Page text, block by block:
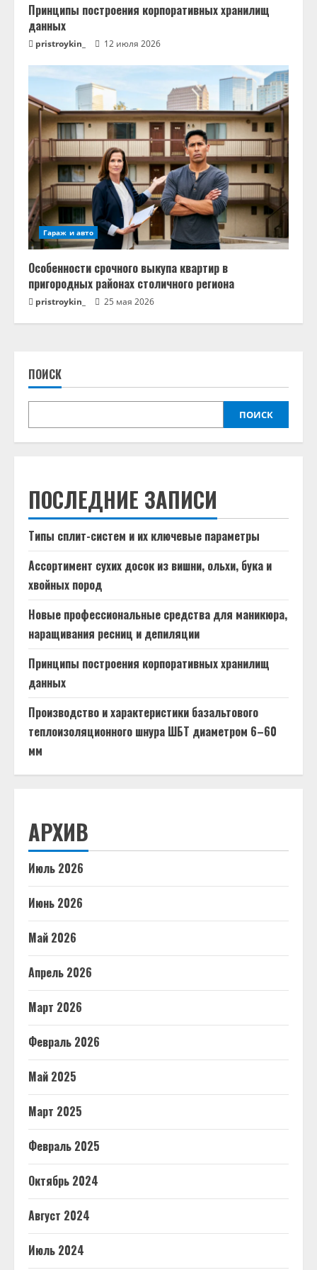
Принципы построения корпоративных хранилищ
данных
pristroykin_ 12 июля 2026
Гараж и авто
Особенности срочного выкупа квартир в
пригородных районах столичного региона
pristroykin_ 25 мая 2026
ПОИСК
ПОИСК
ПОСЛЕДНИЕ ЗАПИСИ
Типы сплит-систем и их ключевые параметры
Ассортимент сухих досок из вишни, ольхи, бука и
хвойных пород
Новые профессиональные средства для маникюра,
наращивания ресниц и депиляции
Принципы построения корпоративных хранилищ
данных
Производство и характеристики базальтового
теплоизоляционного шнура ШБТ диаметром 6–60
мм
АРХИВ
Июль 2026
Июнь 2026
Май 2026
Апрель 2026
Март 2026
Февраль 2026
Май 2025
Март 2025
Февраль 2025
Октябрь 2024
Август 2024
Июль 2024